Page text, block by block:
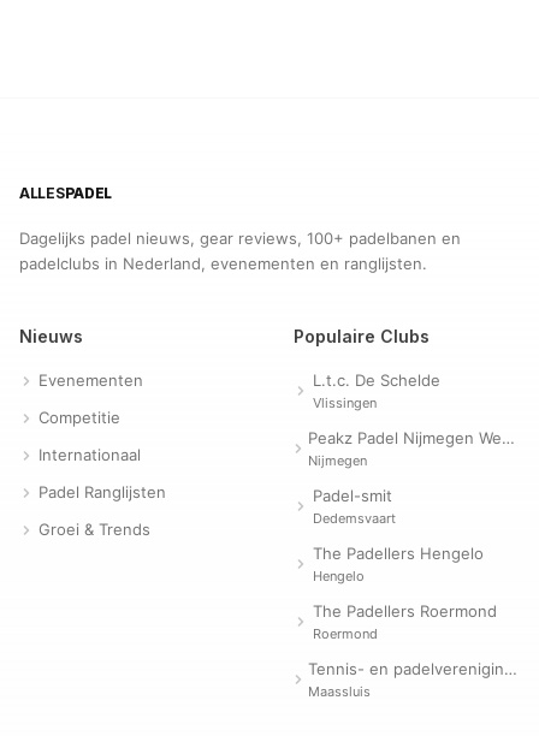
ALLESPADEL
Dagelijks padel nieuws, gear reviews, 100+ padelbanen en
padelclubs in Nederland, evenementen en ranglijsten.
Nieuws
Evenementen
Competitie
Internationaal
Padel Ranglijsten
Groei & Trends
Populaire Clubs
L.t.c. De Schelde
Vlissingen
Peakz Padel Nijmegen Westerpark | Padelclub
Nijmegen
Padel-smit
Dedemsvaart
The Padellers Hengelo
Hengelo
The Padellers Roermond
Roermond
Tennis- en padelvereniging Evergreen
Maassluis